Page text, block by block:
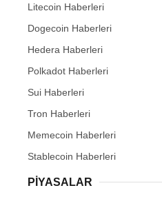
Litecoin Haberleri
Dogecoin Haberleri
Hedera Haberleri
Polkadot Haberleri
Sui Haberleri
Tron Haberleri
Memecoin Haberleri
Stablecoin Haberleri
PIYASALAR